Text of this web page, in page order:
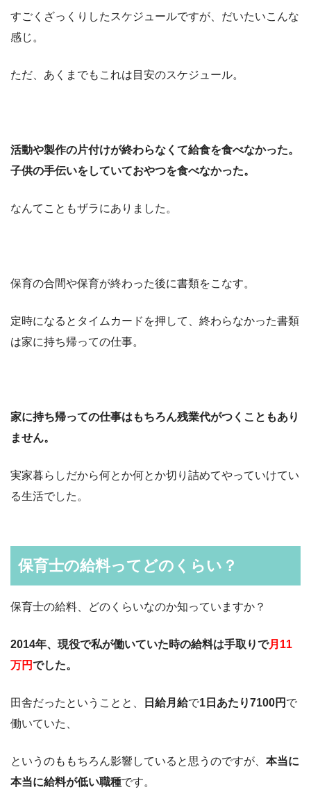
すごくざっくりしたスケジュールですが、だいたいこんな
感じ。
ただ、あくまでもこれは目安のスケジュール。
活動や製作の片付けが終わらなくて給食を食べなかった。
子供の手伝いをしていておやつを食べなかった。
なんてこともザラにありました。
保育の合間や保育が終わった後に書類をこなす。
定時になるとタイムカードを押して、 終わらなかった書類
は家に持ち帰っての仕事。
家に持ち帰っての仕事はもちろん残業代がつくこともあり
ません。
実家暮らしだから何とか何とか切り詰めてやっていけてい
る生活でした。
保育士の給料ってどのくらい？
保育士の給料、どのくらいなのか知っていますか？
2014年、現役で私が働いていた時の給料は手取りで月11
万円でした。
田舎だったということと、 日給月給で1日あたり7100円 で
働いていた、
というのももちろん影響していると思うのですが、 本当に
本当に給料が低い職種です。